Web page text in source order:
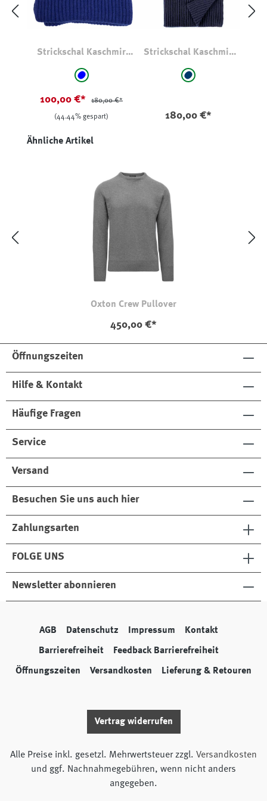
Strickschal Kaschmir
auswählen
stahlblau Royal
(Diese Option ist zurzeit nicht verfügbar.)
100,00 €* 180,00 €*
(44.44% gespart)
Strickschal Kaschmir
auswählen
marine
(Diese Option ist
180,00 €*
Produktgalerie überspringen
Ähnliche Artikel
Oxton Crew Pullover
450,00 €*
Öffnungszeiten
Hilfe & Kontakt
Häufige Fragen
Service
Versand
Besuchen Sie uns auch hier
Zahlungsarten
FOLGE UNS
Newsletter abonnieren
AGB Datenschutz Impressum Kontakt
Barrierefreiheit Feedback Barrierefreiheit
Öffnungszeiten Versandkosten Lieferung & Retouren
Vertrag widerrufen
Alle Preise inkl. gesetzl. Mehrwertsteuer zzgl. Versandkosten
und ggf. Nachnahmegebühren, wenn nicht anders
angegeben.